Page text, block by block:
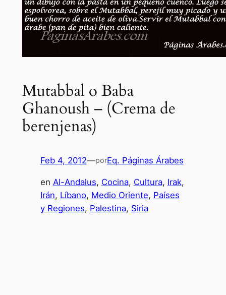
Mutabbal o Baba
Ghanoush – (Crema de
berenjenas)
Feb 4, 2012—porEq. Páginas Árabes
en Al-Andalus, Cocina, Cultura, Irak
Irán, Líbano, Medio Oriente, Países
y Regiones, Palestina, Siria